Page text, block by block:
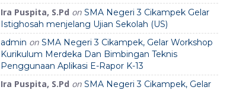
Ira Puspita, S.Pd on SMA Negeri 3 Cikampek Gelar
Istighosah menjelang Ujian Sekolah (US)
admin on SMA Negeri 3 Cikampek, Gelar Workshop
Kurikulum Merdeka Dan Bimbingan Teknis
Penggunaan Aplikasi E-Rapor K-13
Ira Puspita, S.Pd on SMA Negeri 3 Cikampek, Gelar